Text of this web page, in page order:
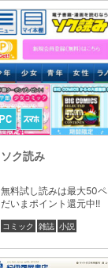
ソク読み
無料試し読みは最大50
だいまポイント還元中!!
コミック 雑誌 小説